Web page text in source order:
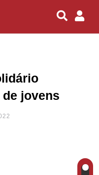
jovens